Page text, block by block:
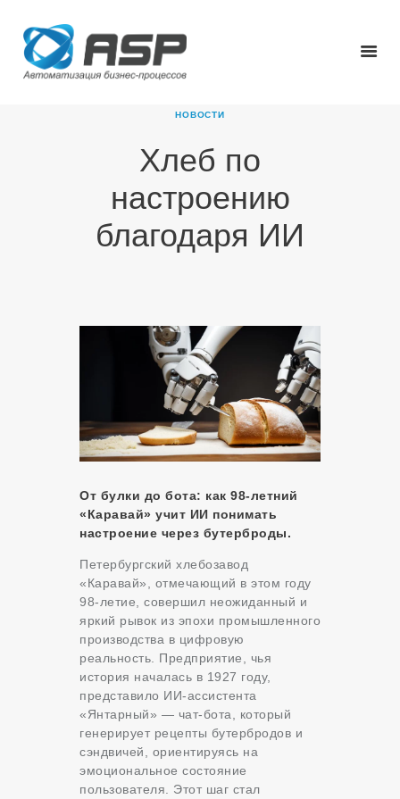
НОВОСТИ
Хлеб по
настроению
благодаря ИИ
ГЛАВНАЯ
О КОМПАНИИ
ПРОДУКТЫ
НОВОСТИ
КОНТАКТЫ
От булки до бота: как 98-летний
«Каравай» учит ИИ понимать
настроение через бутерброды.
Петербургский хлебозавод
«Каравай», отмечающий в этом году
98-летие, совершил неожиданный и
яркий рывок из эпохи промышленного
производства в цифровую
реальность. Предприятие, чья
история началась в 1927 году,
представило ИИ-ассистента
«Янтарный» — чат-бота, который
генерирует рецепты бутербродов и
сэндвичей, ориентируясь на
эмоциональное состояние
пользователя. Этот шаг стал